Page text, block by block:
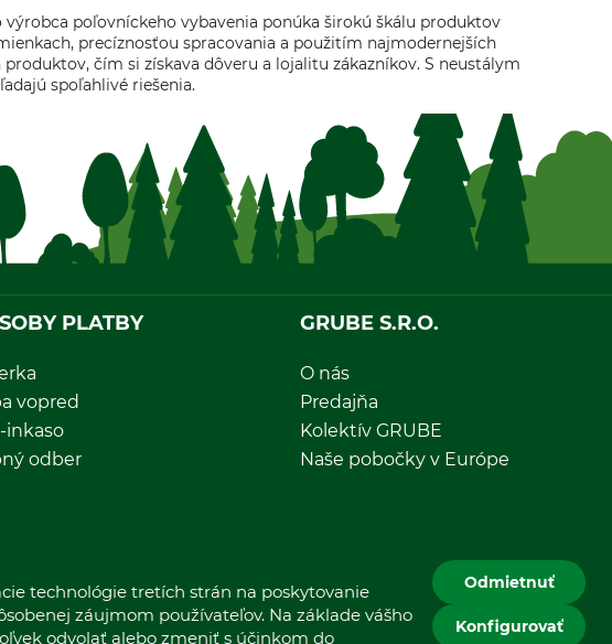
poľovníckeho vybavenia ponúka širokú škálu produktov
precíznosťou spracovania a použitím najmodernejších
čím si získava dôveru a lojalitu zákazníkov. S neustálym
spoľahlivé riešenia.
PLATBY
vopred
inkaso
odber
GRUBE S.R.O.
O nás
Predajňa
Kolektív GRUBE
Naše pobočky v Európe
technológie tretích strán na poskytovanie
záujmom používateľov. Na základe vášho
odvolať alebo zmeniť s účinkom do
Odmietnuť
Konfigurovať